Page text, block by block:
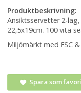
Produktbeskrivning:
Ansiktsservetter 2-
22,5x19cm. 100 vita
Miljömärkt med FSC &
Spara som